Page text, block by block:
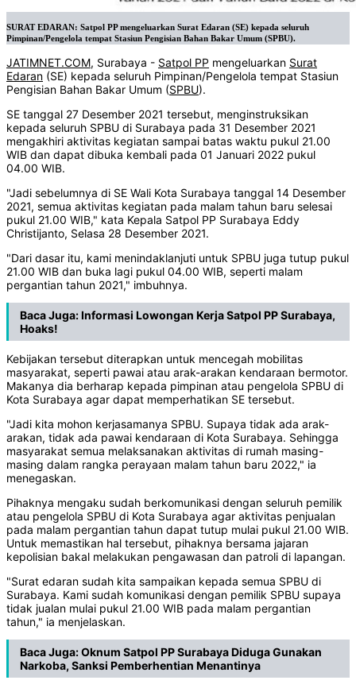
SURAT EDARAN: Satpol PP mengeluarkan Surat Edaran (SE) kepada seluruh
Pimpinan/Pengelola tempat Stasiun Pengisian Bahan Bakar Umum (SPBU).
JATIMNET.COM, Surabaya - Satpol PP mengeluarkan Surat
Edaran (SE) kepada seluruh Pimpinan/Pengelola tempat Stasiun
Pengisian Bahan Bakar Umum (SPBU).
SE tanggal 27 Desember 2021 tersebut, menginstruksikan
kepada seluruh SPBU di Surabaya pada 31 Desember 2021
mengakhiri aktivitas kegiatan sampai batas waktu pukul 21.00
WIB dan dapat dibuka kembali pada 01 Januari 2022 pukul
04.00 WIB.
"Jadi sebelumnya di SE Wali Kota Surabaya tanggal 14 Desember
2021, semua aktivitas kegiatan pada malam tahun baru selesai
pukul 21.00 WIB," kata Kepala Satpol PP Surabaya Eddy
Christijanto, Selasa 28 Desember 2021.
"Dari dasar itu, kami menindaklanjuti untuk SPBU juga tutup pukul
21.00 WIB dan buka lagi pukul 04.00 WIB, seperti malam
pergantian tahun 2021," imbuhnya.
Baca Juga:Informasi Lowongan Kerja Satpol PP Surabaya,
Hoaks!
Kebijakan tersebut diterapkan untuk mencegah mobilitas
masyarakat, seperti pawai atau arak-arakan kendaraan bermotor.
Makanya dia berharap kepada pimpinan atau pengelola SPBU di
Kota Surabaya agar dapat memperhatikan SE tersebut.
"Jadi kita mohon kerjasamanya SPBU. Supaya tidak ada arak-
arakan, tidak ada pawai kendaraan di Kota Surabaya. Sehingga
masyarakat semua melaksanakan aktivitas di rumah masing-
masing dalam rangka perayaan malam tahun baru 2022," ia
menegaskan.
Pihaknya mengaku sudah berkomunikasi dengan seluruh pemilik
atau pengelola SPBU di Kota Surabaya agar aktivitas penjualan
pada malam pergantian tahun dapat tutup mulai pukul 21.00 WIB.
Untuk memastikan hal tersebut, pihaknya bersama jajaran
kepolisian bakal melakukan pengawasan dan patroli di lapangan.
"Surat edaran sudah kita sampaikan kepada semua SPBU di
Surabaya. Kami sudah komunikasi dengan pemilik SPBU supaya
tidak jualan mulai pukul 21.00 WIB pada malam pergantian
tahun," ia menjelaskan.
Baca Juga:Oknum Satpol PP Surabaya Diduga Gunakan
Narkoba, Sanksi Pemberhentian Menantinya